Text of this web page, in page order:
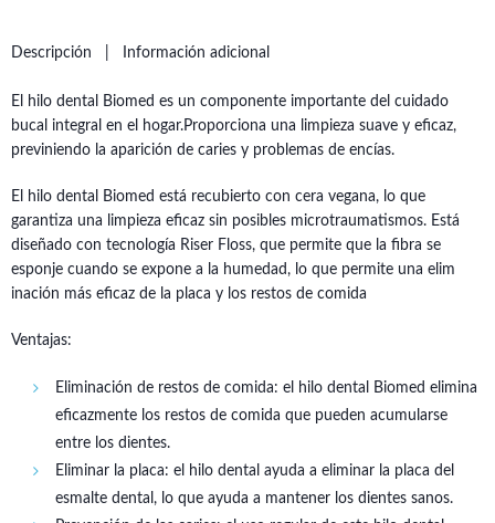
Descripción Información adicional
El hilo dental Biomed es un componente importante del cuidado
bucal integral en el hogar.Proporciona una limpieza suave y eficaz,
previniendo la aparición de caries y problemas de encías.
El hilo dental Biomed está recubierto con cera vegana, lo que
garantiza una limpieza eficaz sin posibles microtraumatismos. Está
diseñado con tecnología Riser Floss, que permite que la fibra se
esponje cuando se expone a la humedad, lo que permite una elim
inación más eficaz de la placa y los restos de comida
Ventajas:
Eliminación de restos de comida: el hilo dental Biomed elimina
eficazmente los restos de comida que pueden acumularse
entre los dientes.
Eliminar la placa: el hilo dental ayuda a eliminar la placa del
esmalte dental, lo que ayuda a mantener los dientes sanos.